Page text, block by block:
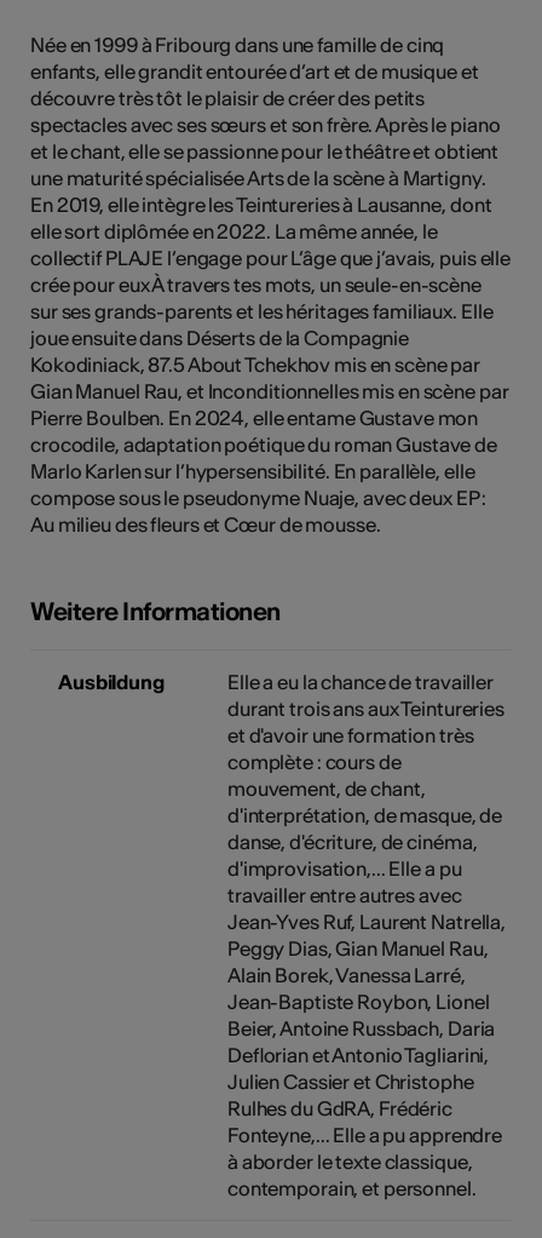
Née en 1999 à Fribourg dans une famille de cinq
enfants, elle grandit entourée d’art et de musique et
découvre très tôt le plaisir de créer des petits
spectacles avec ses sœurs et son frère. Après le piano
et le chant, elle se passionne pour le théâtre et obtient
une maturité spécialisée Arts de la scène à Martigny.
En 2019, elle intègre les Teintureries à Lausanne, dont
elle sort diplômée en 2022. La même année, le
collectif PLAJE l’engage pour L’âge que j’avais, puis elle
crée pour eux À travers tes mots, un seule-en-scène
sur ses grands-parents et les héritages familiaux. Elle
joue ensuite dans Déserts de la Compagnie
Kokodiniack, 87.5 About Tchekhov mis en scène par
Gian Manuel Rau, et Inconditionnelles mis en scène par
Pierre Boulben. En 2024, elle entame Gustave mon
crocodile, adaptation poétique du roman Gustave de
Marlo Karlen sur l’hypersensibilité. En parallèle, elle
compose sous le pseudonyme Nuaje, avec deux EP :
Au milieu des fleurs et Cœur de mousse.
Weitere Informationen
Ausbildung
Elle a eu la chance de travailler
durant trois ans aux Teintureries
et d'avoir une formation très
complète : cours de
mouvement, de chant,
d'interprétation, de masque, de
danse, d'écriture, de cinéma,
d'improvisation,... Elle a pu
travailler entre autres avec
Jean-Yves Ruf, Laurent Natrella,
Peggy Dias, Gian Manuel Rau,
Alain Borek, Vanessa Larré,
Jean-Baptiste Roybon, Lionel
Beier, Antoine Russbach, Daria
Deflorian et Antonio Tagliarini,
Julien Cassier et Christophe
Rulhes du GdRA, Frédéric
Fonteyne,... Elle a pu apprendre
à aborder le texte classique,
contemporain, et personnel.